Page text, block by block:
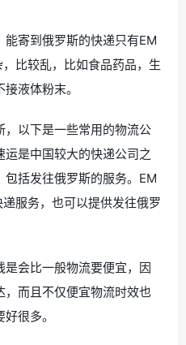
寄到俄罗斯的快递只有EM
比较乱，比如食品药品，生
液体粉末。
以下是一些常用的物流公
是中国较大的快递公司之
括发往俄罗斯的服务。EM
服务，也可以提供发往俄罗
会比一般物流要便宜，因
，而且不仅便宜物流时效也
很多。